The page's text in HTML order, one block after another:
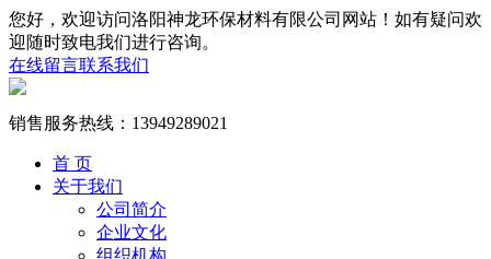
您好，欢迎访问洛阳神龙环保材料有限公司网站！如有疑问欢
迎随时致电我们进行咨询。
在线留言联系我们
销售服务热线： 13949289021
首 页
关于我们
公司简介
企业文化
组织机构